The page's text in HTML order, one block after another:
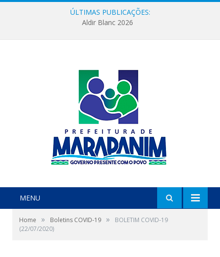
ÚLTIMAS PUBLICAÇÕES:
Aldir Blanc 2026
MENU
Home » Boletins COVID-19 »
BOLETIM COVID-19
(22/07/2020)